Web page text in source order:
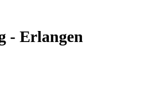
- Erlangen